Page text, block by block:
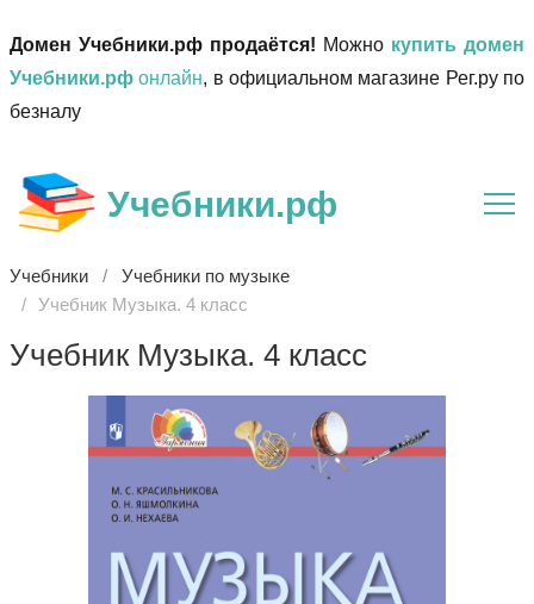
Домен Учебники.рф продаётся! Можно купить домен
Учебники.рф онлайн, в официальном магазине Рег.ру по
безналу
Учебники.рф
Учебники
Учебники по музыке
Учебник Музыка. 4 класс
Учебник Музыка. 4 класс